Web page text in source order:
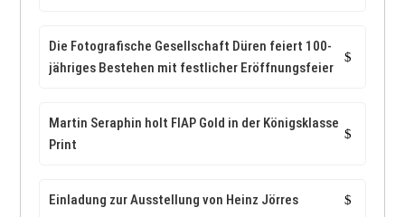
Die Fotografische Gesellschaft Düren feiert 100-
jähriges Bestehen mit festlicher Eröffnungsfeier
Martin Seraphin holt FIAP Gold in der Königsklasse
Print
Einladung zur Ausstellung von Heinz Jörres